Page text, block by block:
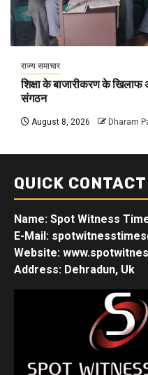
राज्य समाचार
शिक्षा के बाजारीकरण के खिलाफ
संगठन
August 8, 2026 Dharam
QUICK CONTACT
Name: Spot Witness
E-Mail:
Website:
Address: Dehradun, Uk